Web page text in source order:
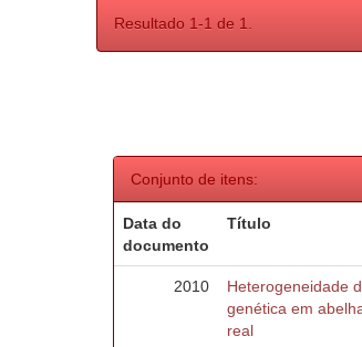
Resultado 1-1 de 1.
Conjunto de itens:
Data do
documento
Título
2010
Heterogeneidade
genética em
real